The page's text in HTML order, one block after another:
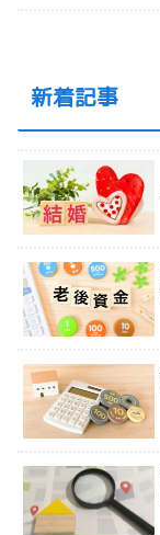
新着記事